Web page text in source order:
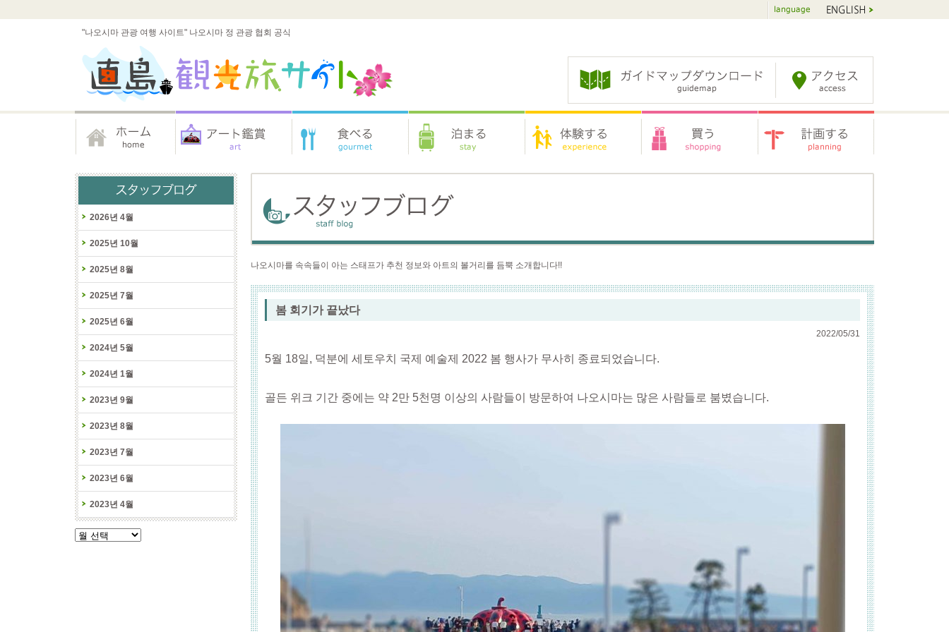
"나오시마 관광 여행 사이트" 나오시마 정 관광 협회 공식
나오시마를 속속들이 아는 스태프가 추천 정보와 아트의 볼거리를 듬뿍 소개합니다!!
봄 회기가 끝났다
2022/05/31
5월 18일, 덕분에 세토우치 국제 예술제 2022 봄 행사가 무사히 종료되었습니다.
골든 위크 기간 중에는 약 2만 5천명 이상의 사람들이 방문하여 나오시마는 많은 사람들로 붐볐습니다.
2026년 4월
2025년 10월
2025년 8월
2025년 7월
2025년 6월
2024년 5월
2024년 1월
2023년 9월
2023년 8월
2023년 7월
2023년 6월
2023년 4월